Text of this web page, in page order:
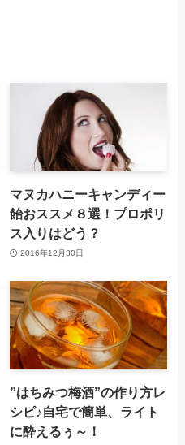
マヌカハニーキャンディー
飴おススメ８選！プロポリ
ス入りはどう？
2016年12月30日
”はちみつ梅酒”の作り方レ
シピ♪自宅で簡単、ライト
に酔えるぅ～！